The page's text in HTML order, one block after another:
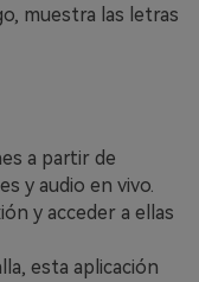
muestra las letras
a partir de
y audio en vivo.
y acceder a ellas
esta aplicación